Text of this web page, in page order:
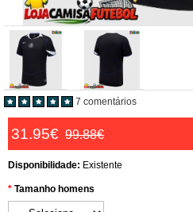
7 comentários
31.95€ 99.88€
Disponibilidade: Existente
Tamanho homens